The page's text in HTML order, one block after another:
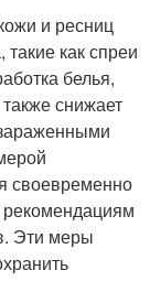
и ресниц
как спреи
белья,
снижает
своевременно
рекомендациям
Эти меры